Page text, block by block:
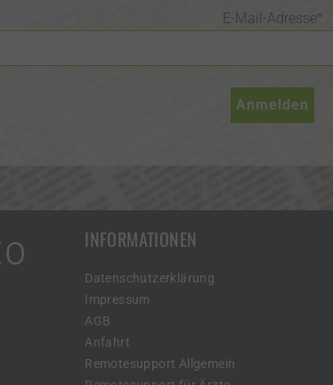
E-Mail-Adresse*
INFORMATIONEN
Datenschutzerklärung
Impressum
AGB
Anfahrt
Remotesupport Allgemein